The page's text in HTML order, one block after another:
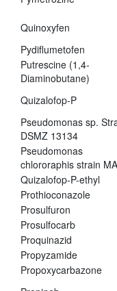
Quinoxyfen
Pydiflumetofen
Putrescine (1,4-
Diaminobutane)
Quizalofop-P
Pseudomonas sp.
DSMZ 13134
Pseudomonas
chlororaphis strain
Quizalofop-P-ethyl
Prothioconazole
Prosulfuron
Prosulfocarb
Proquinazid
Propyzamide
Propoxycarbazone